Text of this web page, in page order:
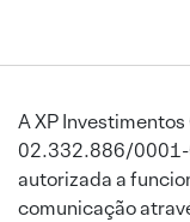
A XP Investimentos
02.332.886/0001-
autorizada a
comunicação